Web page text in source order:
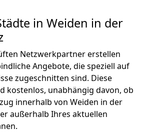
in Weiden in der
Netzwerkpartner erstellen
Angebote, die speziell auf
zugeschnitten sind. Diese
kostenlos, unabhängig davon, ob
innerhalb von Weiden in der
außerhalb Ihres aktuellen